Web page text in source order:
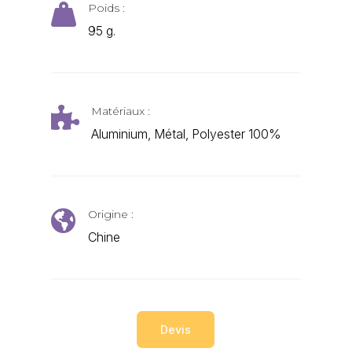
 Poids :
95 g.
 Matériaux :
Aluminium, Métal, Polyester 100%
 Origine :
Chine
Devis